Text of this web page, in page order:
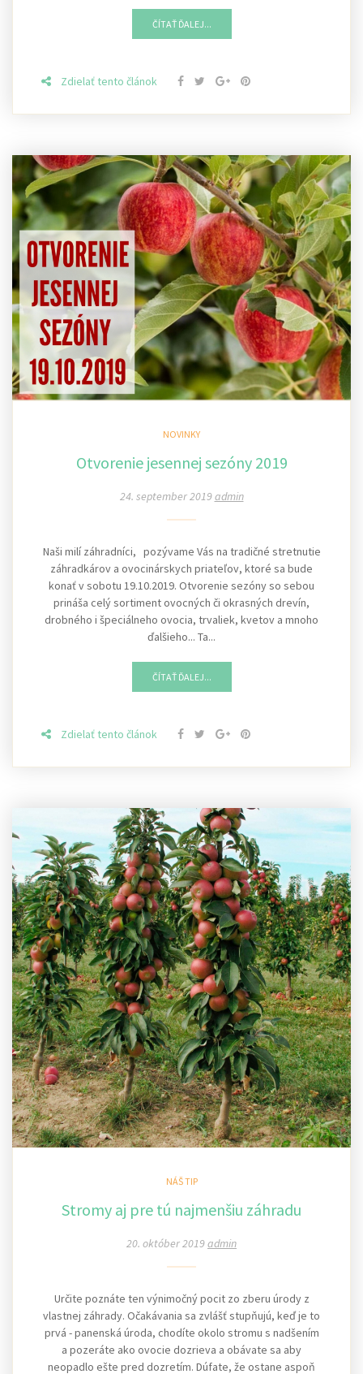
ČÍTAŤ ĎALEJ...
Zdielať tento článok
NOVINKY
Otvorenie jesennej sezóny 2019
24. september 2019admin
Naši milí záhradníci, pozývame Vás na tradičné stretnutie
záhradkárov a ovocinárskych priateľov, ktoré sa bude
konať v sobotu 19.10.2019. Otvorenie sezóny so sebou
prináša celý sortiment ovocných či okrasných drevín,
drobného i špeciálneho ovocia, trvaliek, kvetov a mnoho
ďalšieho... Ta...
ČÍTAŤ ĎALEJ...
Zdielať tento článok
NÁŠ TIP
Stromy aj pre tú najmenšiu záhradu
20. október 2019admin
Určite poznáte ten výnimočný pocit zo zberu úrody z
vlastnej záhrady. Očakávania sa zvlášť stupňujú, keď je to
prvá - panenská úroda, chodíte okolo stromu s nadšením
a pozeráte ako ovocie dozrieva a obávate sa aby
neopadlo ešte pred dozretím. Dúfate, že ostane aspoň